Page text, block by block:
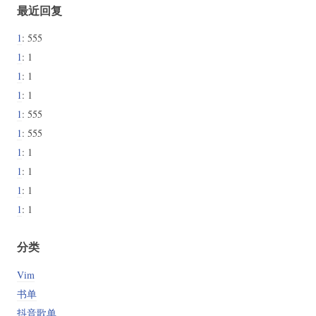
最近回复
1: 555
1: 1
1: 1
1: 1
1: 555
1: 555
1: 1
1: 1
1: 1
1: 1
分类
Vim
书单
抖音歌单